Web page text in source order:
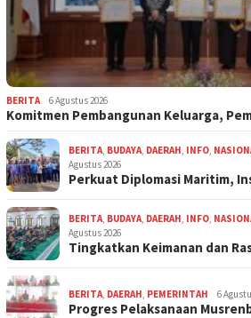
BERITA 6 Agustus 2026
Komitmen Pembangunan Keluarga,
BERITA BUDAYA DAERAH INFO
Agustus 2026
Perkuat Diplomasi Maritim,
BERITA BUDAYA DAERAH INFO
Agustus 2026
Tingkatkan Keimanan dan
BERITA DAERAH PEMERINTAH 6
Progres Pelaksanaan